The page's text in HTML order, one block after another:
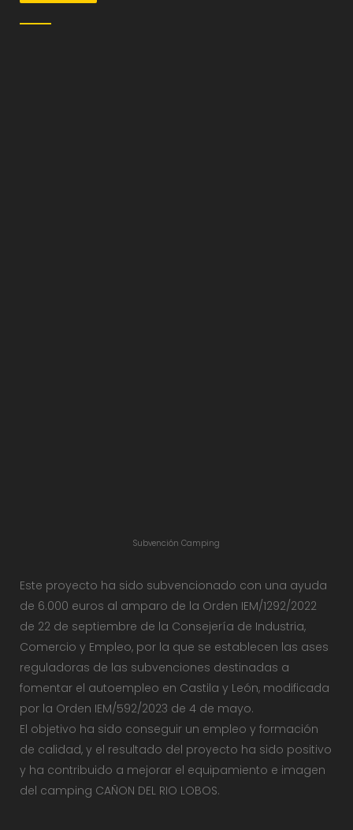
Subvención Camping
Este proyecto ha sido subvencionado con una ayuda
de 6.000 euros al amparo de la Orden IEM/1292/2022
de 22 de septiembre de la Consejería de Industria,
Comercio y Empleo, por la que se establecen las ases
reguladoras de las subvenciones destinadas a
fomentar el autoempleo en Castila y León, modificada
por la Orden IEM/592/2023 de 4 de mayo.
El objetivo ha sido conseguir un empleo y formación
de calidad, y el resultado del proyecto ha sido positivo
y ha contribuido a mejorar el equipamiento e imagen
del camping CAÑON DEL RIO LOBOS.